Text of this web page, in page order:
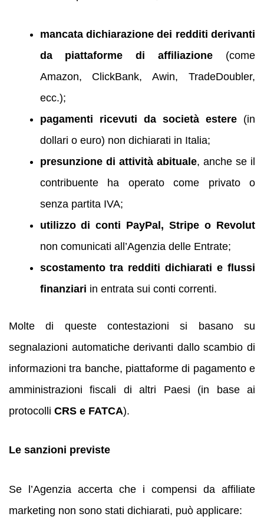
mancata dichiarazione dei redditi derivanti
da piattaforme di affiliazione (come
Amazon, ClickBank, Awin, TradeDoubler,
ecc.);
pagamenti ricevuti da società estere(in
dollari o euro) non dichiarati in Italia;
presunzione di attività abituale, anche se il
contribuente ha operato come privato o
senza partita IVA;
utilizzo di conti PayPal, Stripe o Revolut
non comunicati all’Agenzia delle Entrate;
scostamento tra redditi dichiarati e flussi
finanziari in entrata sui conti correnti.
Molte di queste contestazioni si basano su
segnalazioni automatiche derivanti dallo scambio di
informazioni tra banche, piattaforme di pagamento e
amministrazioni fiscali di altri Paesi (in base ai
protocolli CRS e FATCA).
Le sanzioni previste
Se l’Agenzia accerta che i compensi da affiliate
marketing non sono stati dichiarati, può applicare: